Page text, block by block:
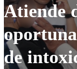
Atiende
de